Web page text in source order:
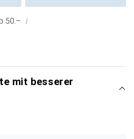
50.– i
mit besserer